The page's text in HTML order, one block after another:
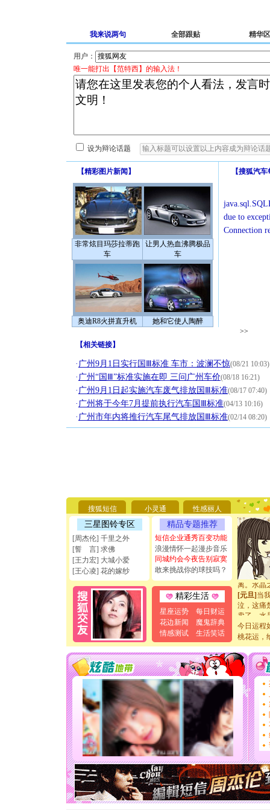
我来说两句 全部跟贴 精华区
用户：
唯一能打出【范特西】的输入法！
设为辩论话题
【精彩图片新闻 】
非常炫目玛莎拉蒂跑
车
让男人热血沸腾极品
车
奥迪R8火拼直升机 她和它使人陶醉
【搜狐汽车
due to
Connection
>>
【相关链接】
· 广州9月1日实行国Ⅲ标准 车市：波澜不惊(08/21 10:03)
· 广州“国Ⅲ”标准实施在即 三问广州车价(08/18 16:21)
· 广州9月1日起实施汽车废气排放国Ⅲ标准(08/17 07:40)
· 广州将于今年7月提前执行汽车国Ⅲ标准(04/13 10:16)
· 广州市年内将推行汽车尾气排放国Ⅲ标准(02/14 08:20)
搜狐短信 小灵通 性感丽人
三星图铃专区
[周杰伦] 千里之外
[誓 言] 求佛
[王力宏] 大城小爱
[王心凌] 花的嫁纱
精品专题推荐
短信企业通秀百变功能
浪漫情怀一起漫步音乐
同城约会今夜告别寂寞
敢来挑战你的球技吗？
精彩生活
星座运势
每日财运
花边新闻
魔鬼辞典
情感测试
生活笑话
天都要快
[圣诞节]
如意,快
[元旦]看
断电。爱
你是我
[元旦]如
起；二是
离。水晶
[元旦]当
泣，这痛
卖了。水
颜！冬
道一声平
[春节]传
片叶子是
送你一
[圣诞节]
你太多
要平安
[圣诞节]
能正大
天都要快
[圣诞节]
如意,快
[元旦]看
断电。爱
你是我专
[元旦]如
起；二是
今日运程
桃花运，